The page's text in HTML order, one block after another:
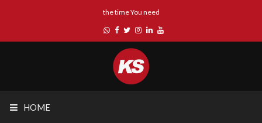
the time You need
HOME